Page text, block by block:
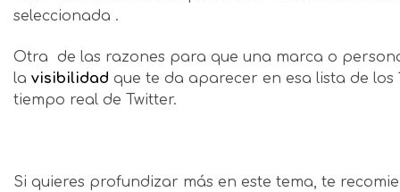
seleccionada .
Otra de las razones para que una marca o
la visibilidad que te da aparecer en esa lista de los
tiempo real de Twitter.
Si quieres profundizar más en este tema, te